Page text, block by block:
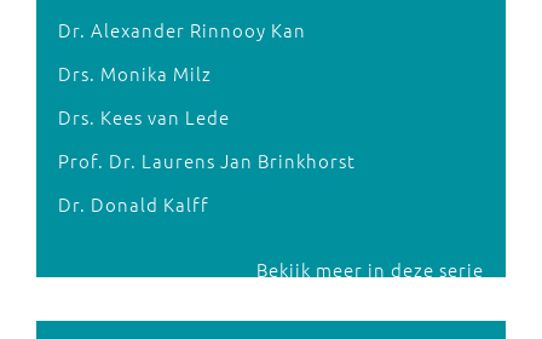
Dr. Alexander Rinnooy Kan
Drs. Monika Milz
Drs. Kees van Lede
Prof. Dr. Laurens Jan Brinkhorst
Dr. Donald Kalff
Bekijk meer in deze serie